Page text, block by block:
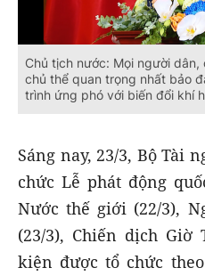
Chủ tịch nước: Mọi người
chủ thể quan trọng nhất bảo
trình ứng phó với biến đổi khí
Sáng nay, 23/3, Bộ Tài
chức Lễ phát động
Nước thế giới (22/3),
(23/3), Chiến dịch Giờ
kiện được tổ chức